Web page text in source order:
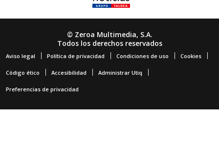
© Zeroa Multimedia, S.A.
Todos los derechos reservados
Aviso legal Política de privacidad Condiciones de uso Cookies
Código ético Accesibilidad Administrar Utiq
Preferencias de privacidad